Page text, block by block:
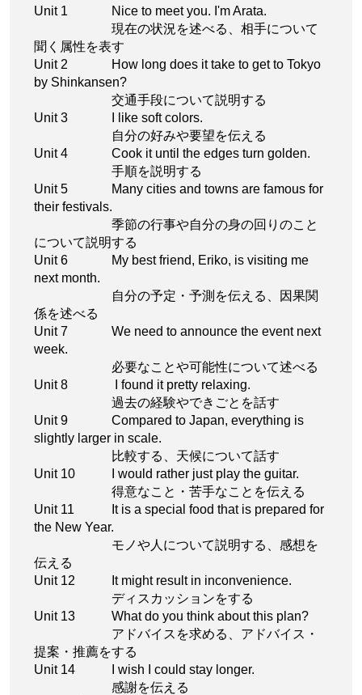
Unit 1
Nice to meet you. I'm Arata.
現在の状況を述べる、相手について
聞く属性を表す
Unit 2
How long does it take to get to Tokyo
by Shinkansen?
交通手段について説明する
Unit 3
I like soft colors.
自分の好みや要望を伝える
Unit 4
Cook it until the edges turn golden.
手順を説明する
Unit 5
Many cities and towns are famous for
their festivals.
季節の行事や自分の身の回りのこと
について説明する
Unit 6
My best friend, Eriko, is visiting me
next month.
自分の予定・予測を伝える、因果関
係を述べる
Unit 7
We need to announce the event next
week.
必要なことや可能性について述べる
Unit 8
I found it pretty relaxing.
過去の経験やできごとを話す
Unit 9
Compared to Japan, everything is
slightly larger in scale.
比較する、天候について話す
Unit 10
I would rather just play the guitar.
得意なこと・苦手なことを伝える
Unit 11
It is a special food that is prepared for
the New Year.
モノや人について説明する、感想を
伝える
Unit 12
It might result in inconvenience.
ディスカッションをする
Unit 13
What do you think about this plan?
アドバイスを求める、アドバイス・
提案・推薦をする
Unit 14
I wish I could stay longer.
感謝を伝える